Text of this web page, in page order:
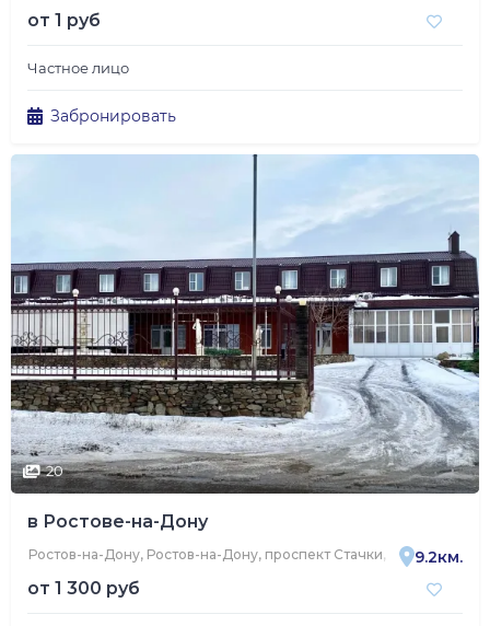
от 1 руб
Частное лицо
Забронировать
20
в Ростове-на-Дону
Ростов-на-Дону, Ростов-на-Дону, проспект Стачки, 253А9.2км.
от 1 300 руб